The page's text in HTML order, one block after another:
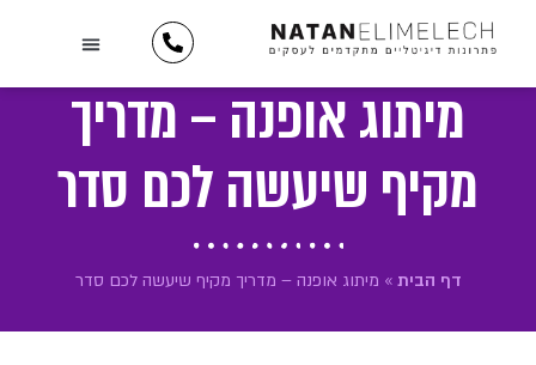
מיתוג אופנה – מדריך
מקיף שיעשה לכם סדר
דף הבית » מיתוג אופנה – מדריך מקיף שיעשה לכם סדר